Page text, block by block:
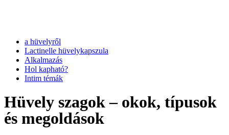
a hüvelyről
Lactinelle hüvelykapszula
Alkalmazás
Hol kapható?
Intim témák
Hüvely szagok – okok, típusok
és megoldások